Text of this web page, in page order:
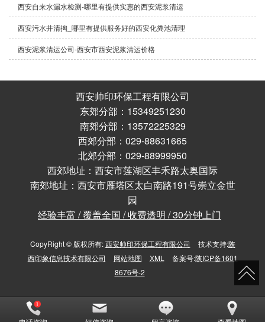
西安自来水漏水检测-哪里有提供实惠的西安泥浆清运
西安污水井清掏_哪里有提供服务好的西安化粪池清理
西安泥浆清运公司-西安市西安泥浆清运价格
西安帅印环保工程有限公司
东郊分部：15349251230
南郊分部：13572225329
西郊分部：029-88631665
北郊分部：029-88999950
西郊地址：西安市莲湖区丰禾路太奥国际
南郊地址：西安市雁塔区太白南路191号崇立金世
园
经验丰富 / 覆盖全国 / 收费透明 / 30分钟上门
CopyRight © 版权所有:西安帅印环保工程有限公司 技术支持:陕
西印象信息技术有限公司
网站地图 XML 备案号:陕ICP备1601
8676号-2